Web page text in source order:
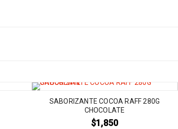
SABORIZANTE COCOA RAFF 280G
CHOCOLATE
$1,850